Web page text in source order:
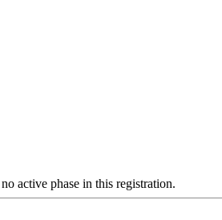
active phase in this registration.